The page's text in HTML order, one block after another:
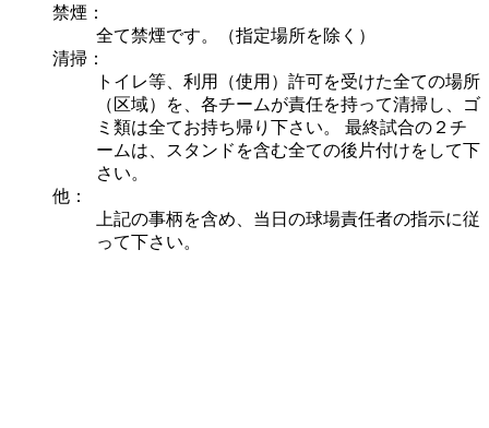
禁煙：
全て禁煙です。（指定場所を除く）
清掃：
トイレ等、利用（使用）許可を受けた全ての場所
（区域）を、各チームが責任を持って清掃し、ゴ
ミ類は全てお持ち帰り下さい。 最終試合の２チ
ームは、スタンドを含む全ての後片付けをして下
さい。
他：
上記の事柄を含め、当日の球場責任者の指示に従
って下さい。